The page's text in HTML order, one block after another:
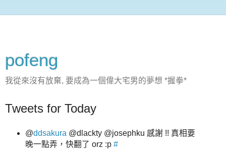
pofeng
我從來沒有放棄, 要成為一個偉大宅男的夢想 *握拳*
Tweets for Today
@ddsakura @dlackty @josephku 感謝 !! 真相要
晚一點弄，快翻了 orz :p #